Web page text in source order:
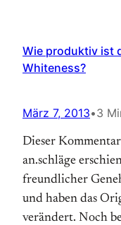
Wie produktiv ist
Whiteness?
März 7, 2013•3
Dieser
an.schläge
freundlicher
und haben das
verändert. Noch